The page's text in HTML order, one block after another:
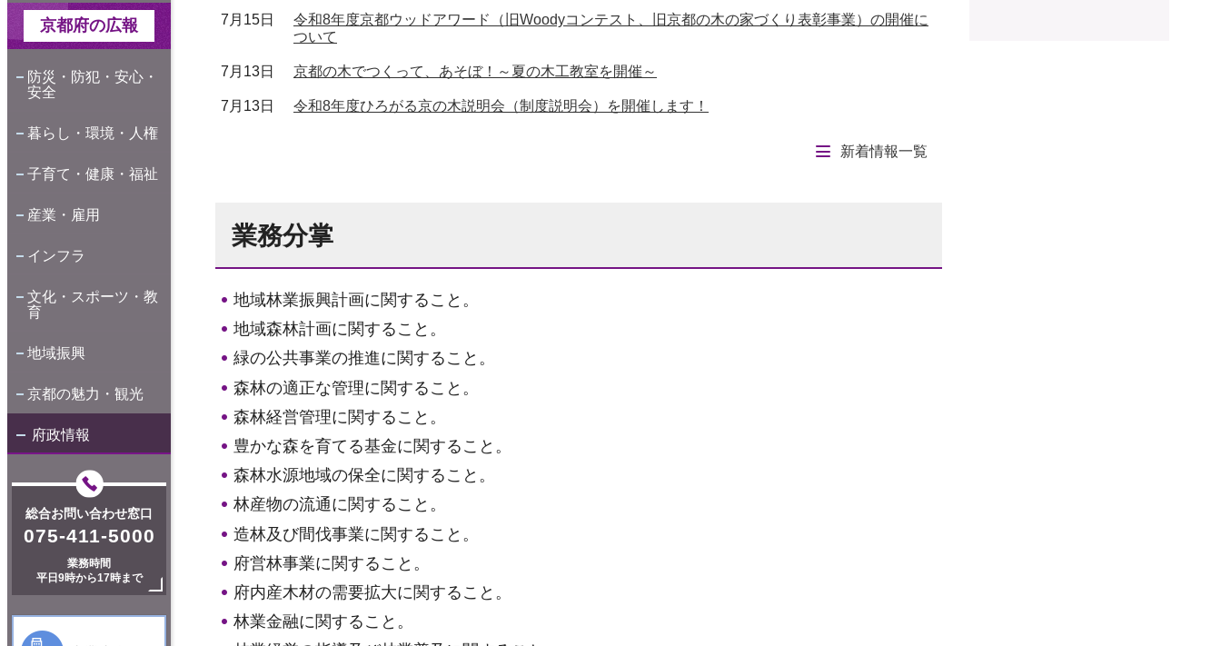
京都府の広報
防災・防犯・安心・
安全
暮らし・環境・人権
子育て・健康・福祉
産業・雇用
インフラ
文化・スポーツ・教
育
地域振興
京都の魅力・観光
府政情報
総合お問い合わせ窓口
075-411-5000
業務時間
平日9時から17時まで
7月15日
令和8年度京都ウッドアワード（旧Woodyコンテスト、旧京都の木の家づくり表彰事業）の開催に
ついて
7月13日 京都の木でつくって、あそぼ！～夏の木工教室を開催～
7月13日 令和8年度ひろがる京の木説明会（制度説明会）を開催します！
新着情報一覧
業務分掌
地域林業振興計画に関すること。
地域森林計画に関すること。
緑の公共事業の推進に関すること。
森林の適正な管理に関すること。
森林経営管理に関すること。
豊かな森を育てる基金に関すること。
森林水源地域の保全に関すること。
林産物の流通に関すること。
造林及び間伐事業に関すること。
府営林事業に関すること。
府内産木材の需要拡大に関すること。
林業金融に関すること。